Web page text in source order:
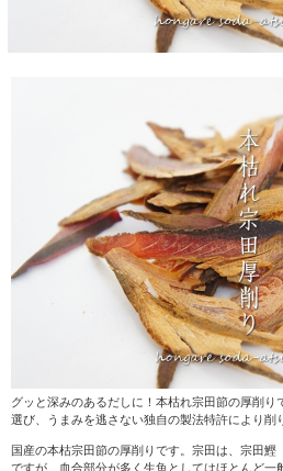
グッと深みのあるだしに！本枯れ宗田節の厚削り
選び、うまみを逃さない独自の製法特許により削
国産の本枯宗田節の厚削りです。宗田は、宗田
ですが、血合部分が多く生魚としてはほとんど一